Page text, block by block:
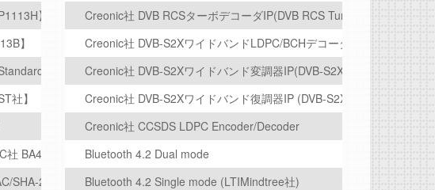
】
】
【CAST社】
社】
BA413】
SHA-256/SHA-512)(Compact)【Xiphera社 XIP3327C】
Creonic社 DVB RCSターボデコーダIP(DVB RCS Turbo Decoder)
Creonic社 DVB-S2XワイドバンドLDPC/BCHデコーダIP (DVB-S2X
Creonic社 DVB-S2Xワイドバンド変調器IP(DVB-S2X Wideband
Creonic社 DVB-S2Xワイドバンド復調器IP (DVB-S2X Wideband
Creonic社 CCSDS LDPC Encoder/Decoder
Bluetooth 4.2 Dual mode
Bluetooth 4.2 Single mode (LTIMindtree社)